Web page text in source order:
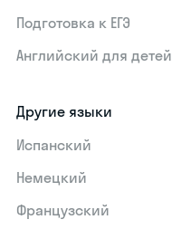
Подготовка к ЕГЭ
Английский для детей
Другие языки
Испанский
Немецкий
Французский